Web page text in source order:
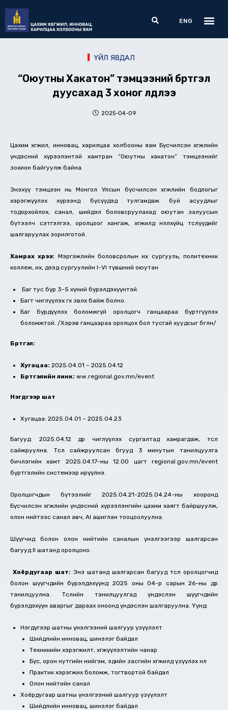
content
Search
ENG
ҮЙЛ ЯВДАЛ
“Оюутны Хакатон” тэмцээний бүртгэл
дуусахад 3 хоног үлдлээ
2025-04-09
Цахим хөгжил, инновац, харилцаа холбооны яам Бүсчилсэн хөгжлийн
үндэсний хүрээлэнтэй хамтран “Оюутны хакатон” тэмцээнийг
зохион байгуулж байна.
Энэхүү тэмцээн нь Монгол Улсын бүсчилсэн хөгжлийн бодлогыг
хэрэгжүүлэх хүрээнд бүсүүдэд тулгамдаж буй асуудлыг
тодорхойлох, санал, шийдэл боловсруулахад оюутан залуусын
бүтээлч сэтгэлгээ, оролцоог хангаж, хөгжилд нөлөөлөхүйц төслүүдийг
шалгаруулах зорилготой.
Хамрах хүрээ: Мэргэжлийн боловсролын их сургууль, политехник
коллеж, их, дээд сургуулийн I-VI түвшний оюутан
Баг тус бүр 3-5 хүний бүрэлдэхүүнтэй.
Багт чиглүүлэх өгөх зөвлөх байж болно.
Баг бүрдүүлэх боломжгүй оролцогч ганцаараа бүртгүүлэх
боломжтой. /Хэрэв ганцаараа оролцох бол тусгай хуудсыг бөглөнө/
Бүртгэл:
Хугацаа: 2025.04.01 – 2025.04.12
Бүртгэлийн линк: ww.regional.gov.mn/event
Нэгдүгээр шат
Хугацаа: 2025.04.01 – 2025.04.23
Багууд: 2025.04.12 өдөр чиглүүлэх сургалтад хамрагдаж, төслөө
сайжруулна. Төслөө сайжруулсан бөгууд 3 минутын танилцуулга
бичлэгийн хамт 2025.04.17-ны 12.00 цагт regional.gov.mn/event
бүртгэлийн системээр ирүүлнэ.
Оролцогчдын бүтээлийг 2025.04.21-2025.04.24-ны хооронд
Бүсчилсэн хөгжлийн үндэсний хүрээлэнгийн цахим хаягт байршуулж,
олон нийтээс санал авч, AI ашиглан тооцоолуулна.
Шүүгчид болон олон нийтийн саналын үнэлгээгээр шалгарсан
багууд II шатанд оролцоно.
Хоёрдугаар шат: Энэ шатанд шалгарсан багууд төслөө оролцогчид
болон шүүгчдийн бүрэлдэхүүнд 2025 оны 04-р сарын 26-ны өдөр
танилцуулна. Төслийн танилцуулгад үндэслэн шүүгчдийн
бүрэлдэхүүн аваргыг дараах оноонд үндэслэн шалгаруулна. Үүнд:
Нэгдүгээр шатны үнэлгээний шалгуур үзүүлэлт
Шийдлийн инновац, шинэлэг байдал
Техникийн хэрэгжилт, хөгжүүлэлтийн чанар
Бүс, орон нутгийн нийгэм, эдийн засгийн хөгжилд үзүүлэх нөлөө
Практик хэрэгжих боломж, тогтвортой байдал
Олон нийтийн санал
Хоёрдугаар шатны үнэлгээний шалгуур үзүүлэлт
Шийдлийн инновац, шинэлэг байдал